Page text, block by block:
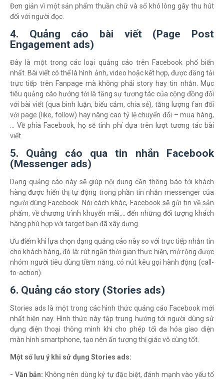
Đơn giản vì một sản phẩm thuần chữ và số khó lòng gây thu hút
đối với người đọc.
4. Quảng cáo bài viết (Page Post
Engagement ads)
Đây là một trong các loại quảng cáo trên Facebook phổ biến
nhất. Bài viết có thể là hình ảnh, video hoặc kết hợp, được đăng tải
trực tiếp trên Fanpage mà không phải story hay tin nhắn. Mục
tiêu quảng cáo hướng tới là tăng sự tương tác của cộng đồng đối
với bài viết (qua bình luận, biểu cảm, chia sẻ), tăng lượng fan đối
với page (like, follow) hay nâng cao tỷ lệ chuyển đổi – mua hàng,
… Về phía Facebook, họ sẽ tính phí dựa trên lượt tương tác bài
viết.
5. Quảng cáo qua tin nhắn Facebook
(Messenger ads)
Dạng quảng cáo này sẽ giúp nội dung cần thông báo tới khách
hàng được hiển thị tự động trong phần tin nhắn messenger của
người dùng Facebook. Nói cách khác, Facebook sẽ gửi tin về sản
phẩm, về chương trình khuyến mãi,… đến những đối tượng khách
hàng phù hợp với target bạn đã xây dựng.
Ưu điểm khi lựa chọn dạng quảng cáo này so với trực tiếp nhắn tin
cho khách hàng, đó là: rút ngắn thời gian thực hiện, mở rộng được
nhóm người tiêu dùng tiềm năng, có nút kêu gọi hành động (call-
to-action).
6. Quảng cáo story (Stories ads)
Stories ads là một trong các hình thức quảng cáo Facebook mới
nhất hiện nay. Hình thức này tập trung hướng tới người dùng sử
dụng điện thoại thông minh khi cho phép tối đa hóa giao diện
màn hình smartphone, tạo nên ấn tượng thị giác vô cùng tốt.
Một số lưu ý khi sử dụng Stories ads:
- Văn bản: Không nên dùng ký tự đặc biệt, đánh mạnh vào yếu tố